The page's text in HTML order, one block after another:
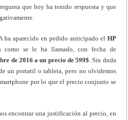
que hoy ha tenido respuesta y que
ha aparecido en pedido anticipado el HP
como se le ha llamado, con fecha de
de 2016 a un precio de 599$ . Sin duda
un portatil o tableta, pero no olvidemos
por lo que el precio conjunto se
encontrar una justificación al precio, en